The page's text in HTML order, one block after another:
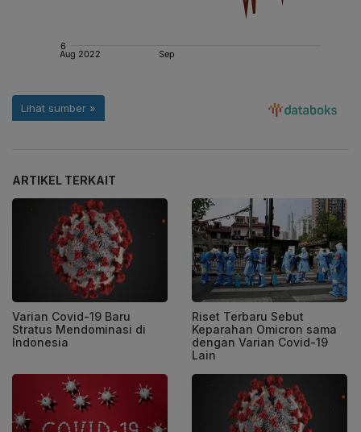
ARTIKEL TERKAIT
Varian Covid-19 Baru
Stratus Mendominasi di
Indonesia
Riset Terbaru Sebut
Keparahan Omicron sama
dengan Varian Covid-19
Lain